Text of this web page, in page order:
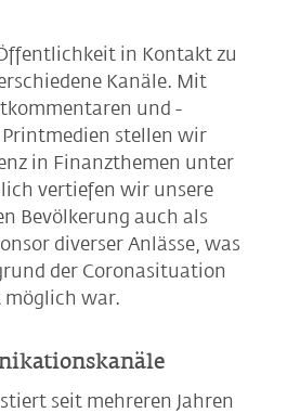
in Kontakt zu
Kanäle. Mit
und -
stellen wir
in Finanzthemen unter
vertiefen wir unsere
Bevölkerung auch als
diverser Anlässe, was
der Coronasituation
möglich war.
seit mehreren Jahren